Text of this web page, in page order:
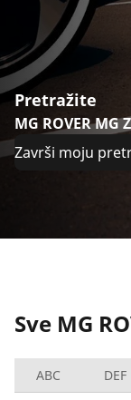
Pretražite
MG ROVER
Završi moju
Sve MG
ABC DEF